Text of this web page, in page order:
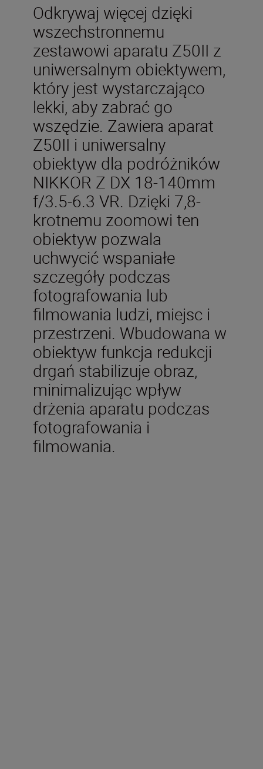
Odkrywaj więcej dzięki
wszechstronnemu
zestawowi aparatu Z50II z
uniwersalnym obiektywem,
który jest wystarczająco
lekki, aby zabrać go
wszędzie. Zawiera aparat
Z50II i uniwersalny
obiektyw dla podróżników
NIKKOR Z DX 18-140mm
f/3.5-6.3 VR. Dzięki 7,8-
krotnemu zoomowi ten
obiektyw pozwala
uchwycić wspaniałe
szczegóły podczas
fotografowania lub
filmowania ludzi, miejsc i
przestrzeni. Wbudowana w
obiektyw funkcja redukcji
drgań stabilizuje obraz,
minimalizując wpływ
drżenia aparatu podczas
fotografowania i
filmowania.